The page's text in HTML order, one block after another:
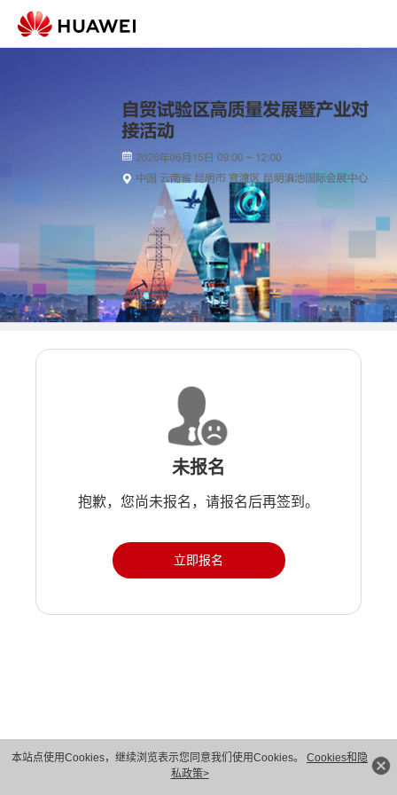
本站点使用Cookies，继续浏览表示您同意我们使用Cookies。 Cookies和隐
私政策>
未报名
抱歉，您尚未报名，请报名后再签到。
立即报名
版权所有 © 华为技术有限公司 1998-2026。 保留一切权利。粤A2-20044005号
隐私保护
法律声明